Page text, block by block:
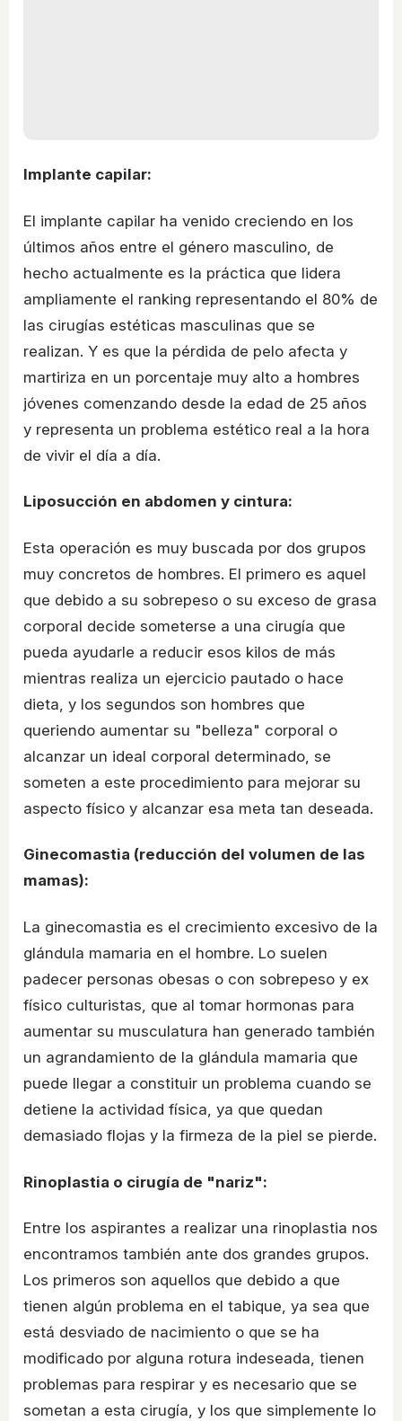
Implante capilar:
El implante capilar ha venido creciendo en los
últimos años entre el género masculino, de
hecho actualmente es la práctica que lidera
ampliamente el ranking representando el 80% de
las cirugías estéticas masculinas que se
realizan. Y es que la pérdida de pelo afecta y
martiriza en un porcentaje muy alto a hombres
jóvenes comenzando desde la edad de 25 años
y representa un problema estético real a la hora
de vivir el día a día.
Liposucción en abdomen y cintura:
Esta operación es muy buscada por dos grupos
muy concretos de hombres. El primero es aquel
que debido a su sobrepeso o su exceso de grasa
corporal decide someterse a una cirugía que
pueda ayudarle a reducir esos kilos de más
mientras realiza un ejercicio pautado o hace
dieta, y los segundos son hombres que
queriendo aumentar su "belleza" corporal o
alcanzar un ideal corporal determinado, se
someten a este procedimiento para mejorar su
aspecto físico y alcanzar esa meta tan deseada.
Ginecomastia (reducción del volumen de las
mamas):
La ginecomastia es el crecimiento excesivo de la
glándula mamaria en el hombre. Lo suelen
padecer personas obesas o con sobrepeso y ex
físico culturistas, que al tomar hormonas para
aumentar su musculatura han generado también
un agrandamiento de la glándula mamaria que
puede llegar a constituir un problema cuando se
detiene la actividad física, ya que quedan
demasiado flojas y la firmeza de la piel se pierde.
Rinoplastia o cirugía de "nariz":
Entre los aspirantes a realizar una rinoplastia nos
encontramos también ante dos grandes grupos.
Los primeros son aquellos que debido a que
tienen algún problema en el tabique, ya sea que
está desviado de nacimiento o que se ha
modificado por alguna rotura indeseada, tienen
problemas para respirar y es necesario que se
sometan a esta cirugía, y los que simplemente lo